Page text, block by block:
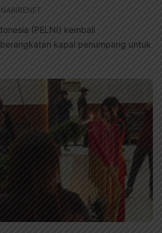
NABIRENET
(PELNI) kembali
kapal penumpang untuk